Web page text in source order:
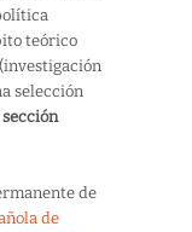
teórico
selección
de
de